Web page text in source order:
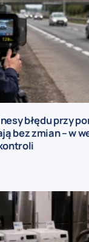
błędu przy
bez zmian – w